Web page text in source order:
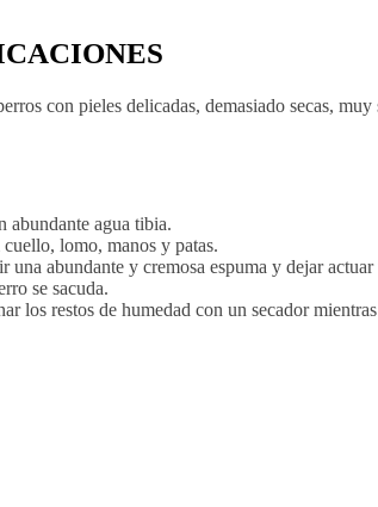
con pieles delicadas, demasiado secas, muy
abundante agua tibia.
lomo, manos y patas.
una abundante y cremosa espuma y dejar actuar
se sacuda.
los restos de humedad con un secador